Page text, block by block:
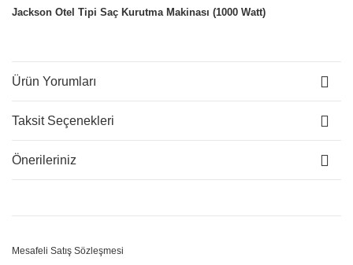
Jackson Otel Tipi Saç Kurutma Makinası (1000 Watt)
Ürün Yorumları
Taksit Seçenekleri
Önerileriniz
Mesafeli Satış Sözleşmesi